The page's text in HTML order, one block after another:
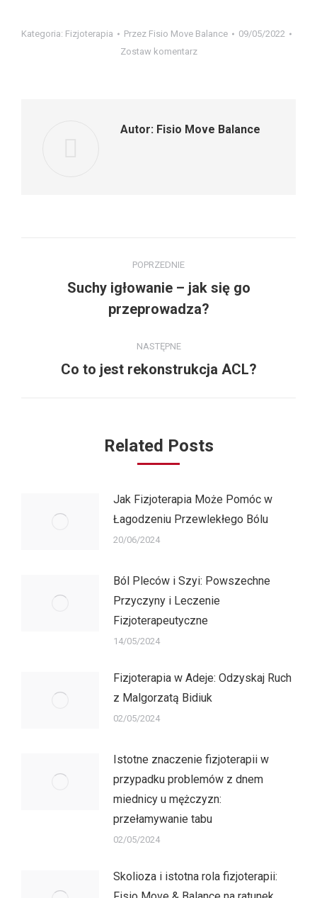
Kategoria: Fizjoterapia Przez Fisio Move Balance
09/05/2022
Zostaw komentarz
Autor: Fisio Move Balance
wpisów
POPRZEDNIE
Poprzedni
wpis:
Suchy igłowanie – jak się go
przeprowadza?
NASTĘPNE
Następny
Co to jest rekonstrukcja ACL?
Related Posts
Jak Fizjoterapia Może Pomóc w
Łagodzeniu Przewlekłego Bólu
20/06/2024
Ból Pleców i Szyi: Powszechne
Przyczyny i Leczenie
Fizjoterapeutyczne
14/05/2024
Fizjoterapia w Adeje: Odzyskaj Ruch
z Malgorzatą Bidiuk
02/05/2024
Istotne znaczenie fizjoterapii w
przypadku problemów z dnem
miednicy u mężczyzn:
przełamywanie tabu
02/05/2024
Skolioza i istotna rola fizjoterapii: